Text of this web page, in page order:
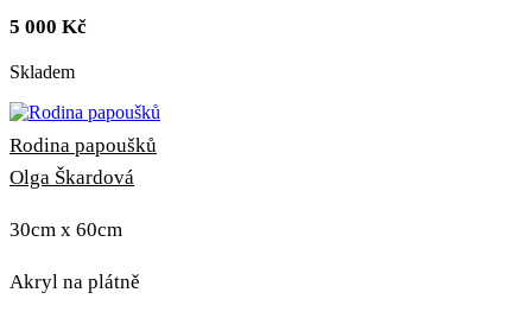
5 000 Kč
Skladem
Rodina papoušků
Olga Škardová
30cm x 60cm
Akryl na plátně